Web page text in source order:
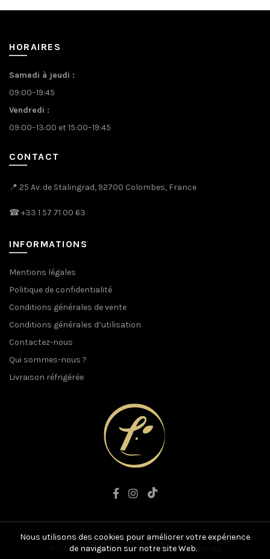
HORAIRES
Samedi à jeudi :
09:00–19:45
Vendredi :
09:00–13:00 et 15:00–19:45
CONTACT
📍 25 Av. de Stalingrad, 92700 Colombes, France
☎+33 1 57 71 00 63
INFORMATIONS
Mentions légales
Politique de confidentialité
Conditions générales de vente
Conditions générales d’utilisation
Contactez-nous
Qui sommes-nous ?
Livraison réfrigérée
© 2021 L'art du Boucher. Tous droits réservés
Nous utilisons des cookies pour améliorer votre expérience
de navigation sur notre site Web.